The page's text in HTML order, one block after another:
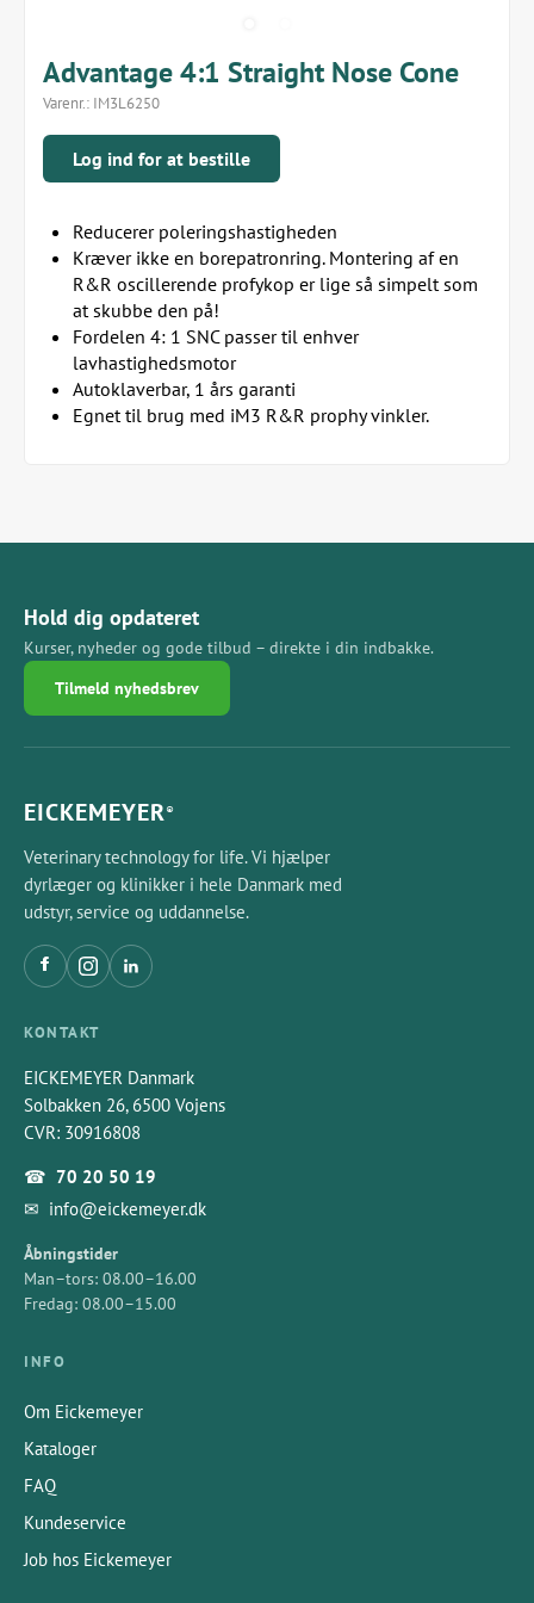
Advantage 4:1 Straight Nose Cone
Varenr.: IM3L6250
Log ind for at bestille
Reducerer poleringshastigheden
Kræver ikke en borepatronring. Montering af en
R&R oscillerende profykop er lige så simpelt som
at skubbe den på!
Fordelen 4: 1 SNC passer til enhver
lavhastighedsmotor
Autoklaverbar, 1 års garanti
Egnet til brug med iM3 R&R prophy vinkler.
Hold dig opdateret
Kurser, nyheder og gode tilbud – direkte i din indbakke.
Tilmeld nyhedsbrev
EICKEMEYER®
Veterinary technology for life. Vi hjælper
dyrlæger og klinikker i hele Danmark med
udstyr, service og uddannelse.
KONTAKT
EICKEMEYER Danmark
Solbakken 26, 6500 Vojens
CVR: 30916808
☎ 70 20 50 19
✉ info@eickemeyer.dk
Åbningstider
Man–tors: 08.00–16.00
Fredag: 08.00–15.00
INFO
Om Eickemeyer
Kataloger
FAQ
Kundeservice
Job hos Eickemeyer